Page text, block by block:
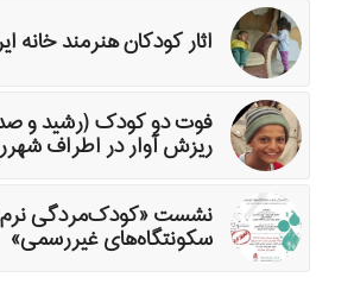
اثار کودکان هنرمند خانه
فوت دو کودک (رشید و
ریزش آوار در اطراف
نشست «کودک‌مردگی
سکونتگاه‌های غیررسمی»